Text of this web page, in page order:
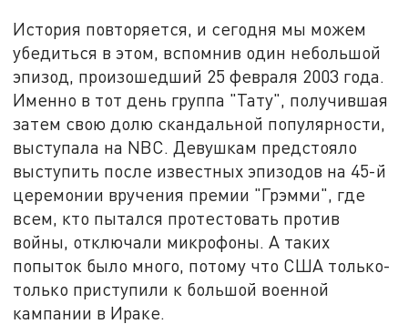
История повторяется, и сегодня мы можем
убедиться в этом, вспомнив один небольшой
эпизод, произошедший 25 февраля 2003 года.
Именно в тот день группа "Тату", получившая
затем свою долю скандальной популярности,
выступала на NBC. Девушкам предстояло
выступить после известных эпизодов на 45-й
церемонии вручения премии "Грэмми", где
всем, кто пытался протестовать против
войны, отключали микрофоны. А таких
попыток было много, потому что США только-
только приступили к большой военной
кампании в Ираке.